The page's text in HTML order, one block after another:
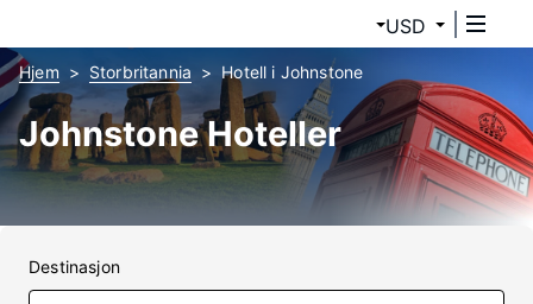
USD
Hjem Storbritannia Hotell i Johnstone
Johnstone Hoteller
Destinasjon